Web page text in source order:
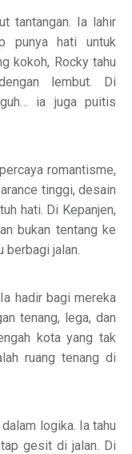
tantangan. Ia lahir
punya hati untuk
kokoh, Rocky tahu
lembut. Di
ia juga puitis
romantisme,
tinggi, desain
hati. Di Kepanjen,
bukan tentang ke
berbagi jalan.
hadir bagi mereka
tenang, lega, dan
kota yang tak
ruang tenang di
logika. Ia tahu
gesit di jalan. Di